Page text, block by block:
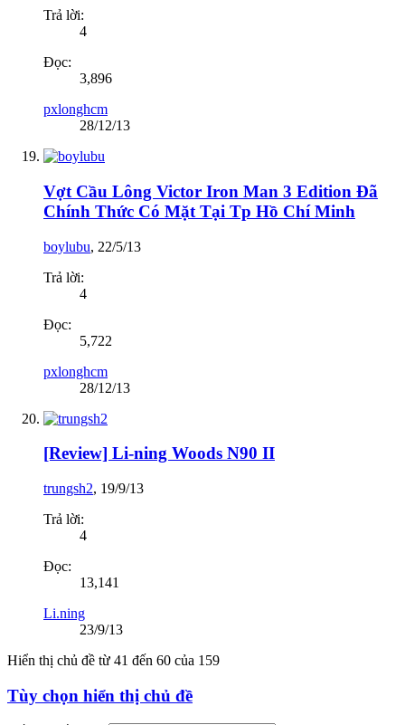
Trả lời:
4
Đọc:
3,896
pxlonghcm
28/12/13
Vợt Cầu Lông Victor Iron Man 3 Edition Đã
Chính Thức Có Mặt Tại Tp Hồ Chí Minh
boylubu, 22/5/13
Trả lời:
4
Đọc:
5,722
pxlonghcm
28/12/13
[Review] Li-ning Woods N90 II
trungsh2, 19/9/13
Trả lời:
4
Đọc:
13,141
Li.ning
23/9/13
Hiển thị chủ đề từ 41 đến 60 của 159
Tùy chọn hiển thị chủ đề